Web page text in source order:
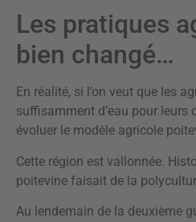
Les pratiques
bien changé…
En réalité, si l’on veut que les
suffisamment d’eau pour
évoluer le modèle agricole
Cette région est vallonnée.
poitevine faisait de la
Au lendemain de la deuxième